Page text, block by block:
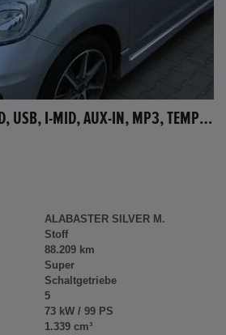
HONDA JAZZ 1.4 SI, CD, USB, I-MID, AUX-IN, MP3, TEMPOMAT
ALABASTER SILVER M.
Stoff
88.209 km
Super
Schaltgetriebe
5
73 kW / 99 PS
1.339 cm³